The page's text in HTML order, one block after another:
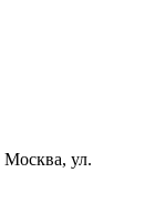
Москва, ул.